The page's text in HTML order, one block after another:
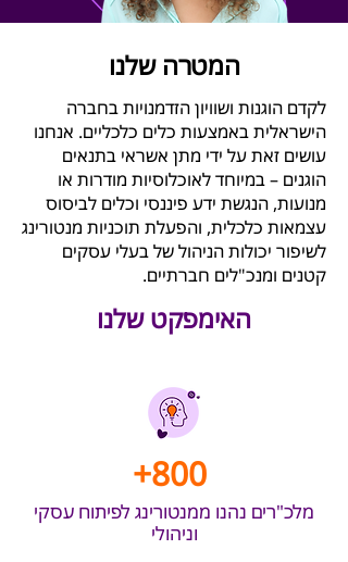
המטרה שלנו
לקדם הוגנות ושוויון הזדמנויות בחברה
הישראלית באמצעות כלים כלכליים. אנחנו
עושים זאת על ידי מתן אשראי בתנאים
הוגנים – במיוחד לאוכלוסיות מודרות או
מנועות, הנגשת ידע פיננסי וכלים לביסוס
עצמאות כלכלית, והפעלת תוכניות מנטורינג
לשיפור יכולות הניהול של בעלי עסקים
קטנים ומנכ"לים חברתיים.
האימפקט שלנו
+800
מלכ"רים נהנו ממנטורינג לפיתוח עסקי
וניהולי